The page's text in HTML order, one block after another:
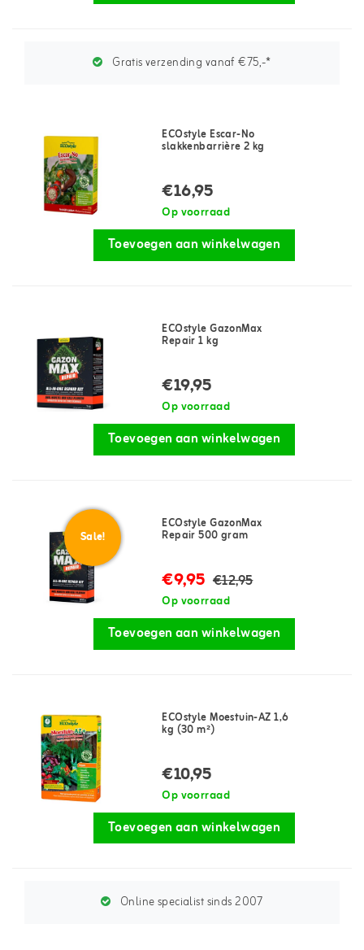
Gratis verzending vanaf €75,-*
ECOstyle Escar-No
slakkenbarrière 2 kg
€16,95
Op voorraad
Toevoegen aan winkelwagen
ECOstyle GazonMax
Repair 1 kg
€19,95
Op voorraad
Toevoegen aan winkelwagen
Sale!
ECOstyle GazonMax
Repair 500 gram
€9,95 €12,95
Op voorraad
Toevoegen aan winkelwagen
ECOstyle Moestuin-AZ 1,6
kg (30 m²)
€10,95
Op voorraad
Toevoegen aan winkelwagen
Online specialist sinds 2007